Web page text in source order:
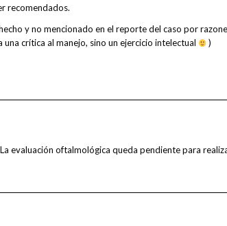
recomendados.
y no mencionado en el reporte del caso por
crítica al manejo, sino un ejercicio intelectual
)
evaluación oftalmológica queda pendiente para